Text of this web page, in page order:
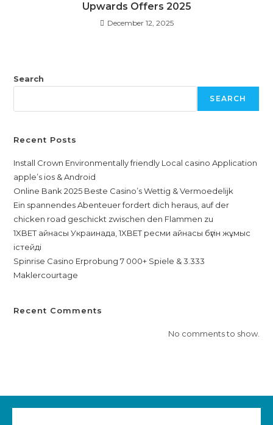
Upwards Offers 2025
December 12, 2025
Search
SEARCH
Recent Posts
Install Crown Environmentally friendly Local casino Application
apple’s ios & Android
Online Bank 2025 Beste Casino’s Wettig & Vermoedelijk
Ein spannendes Abenteuer fordert dich heraus, auf der
chicken road geschickt zwischen den Flammen zu
1XBET айнасы Украинада, 1XBET ресми айнасы бүгін жұмыс
істейді
Spinrise Casino Erprobung 7 000+ Spiele & 3.333
Maklercourtage
Recent Comments
No comments to show.